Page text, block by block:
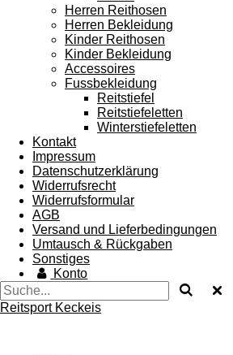
Herren Reithosen
Herren Bekleidung
Kinder Reithosen
Kinder Bekleidung
Accessoires
Fussbekleidung
Reitstiefel
Reitstiefeletten
Winterstiefeletten
Kontakt
Impressum
Datenschutzerklärung
Widerrufsrecht
Widerrufsformular
AGB
Versand und Lieferbedingungen
Umtausch & Rückgaben
Sonstiges
Konto
Reitsport Keckeis